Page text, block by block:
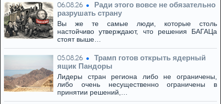
06.08.26
Ради этого вовсе не обязательно
разрушать страну
Вы же те самые люди, которые столь
настойчиво утверждают, что решения БАГАЦа
стоят выше…
05.08.26
Трамп готов открыть ядерный
ящик Пандоры
Лидеры стран региона либо не ограничены,
либо очень несущественно ограничены в
принятии решений,…